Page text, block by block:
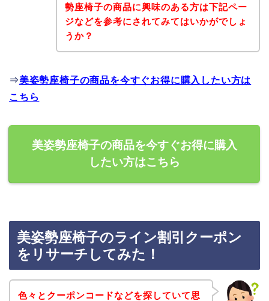
勢座椅子の商品に興味のある方は下記ペー
ジなどを参考にされてみてはいかがでしょ
うか？
⇒美姿勢座椅子の商品を今すぐお得に購入したい方は
こちら
美姿勢座椅子の商品を今すぐお得に購入
したい方はこちら
美姿勢座椅子のライン割引クーポン
をリサーチしてみた！
色々とクーポンコードなどを探していて思